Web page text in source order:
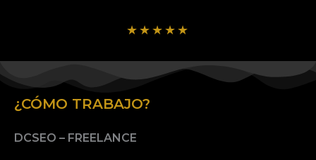
★★★★★
¿CÓMO TRABAJO?
DCSEO – FREELANCE